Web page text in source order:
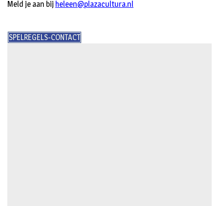
Meld je aan bij heleen@plazacultura.nl
SPELREGELS-CONTACT